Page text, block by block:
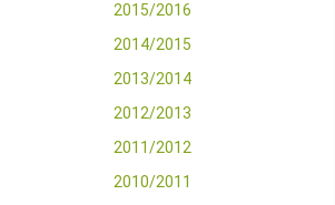
2015/2016
2014/2015
2013/2014
2012/2013
2011/2012
2010/2011